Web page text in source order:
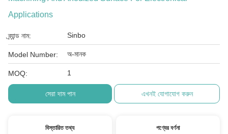
Applications
ব্র্যান্ড নাম: Sinbo
Model Number: অ-মানক
MOQ: 1
সেরা দাম পান এখনই যোগাযোগ করুন
বিস্তারিত তথ্য পণ্যের বর্ণনা